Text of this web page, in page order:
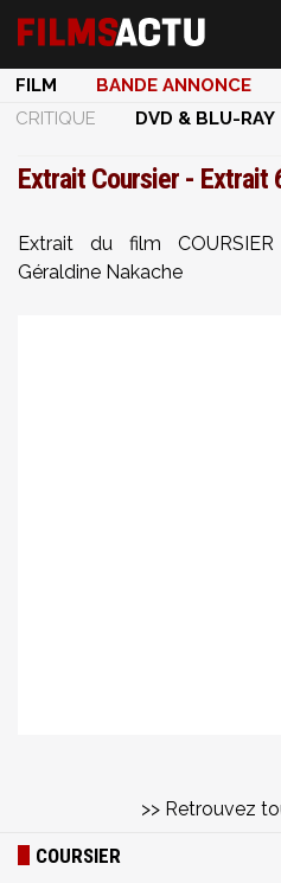
FILM BANDE ANNONCE
CRITIQUE
DVD & BLU-RAY
Extrait Coursier - Extrait
Extrait du film
Géraldine Nakache
>> Retrouvez
COURSIER